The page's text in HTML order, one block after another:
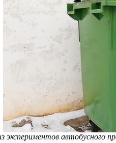
экспериментов автобусного